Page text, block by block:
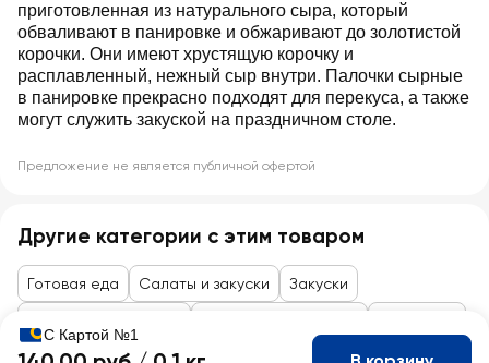
приготовленная из натурального сыра, который
обваливают в панировке и обжаривают до золотистой
корочки. Они имеют хрустящую корочку и
расплавленный, нежный сыр внутри. Палочки сырные
в панировке прекрасно подходят для перекуса, а также
могут служить закуской на праздничном столе.
Предложение не является публичной офертой
Другие категории с этим товаром
Готовая еда Салаты и закуски Закуски
С Картой №1